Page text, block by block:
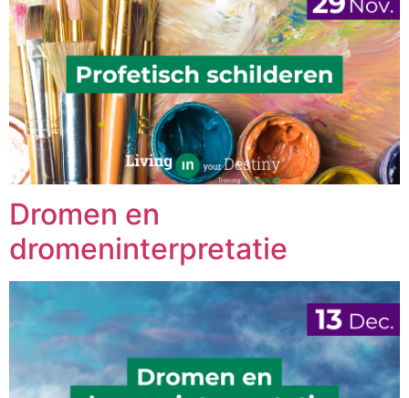
Dromen en
dromeninterpretatie